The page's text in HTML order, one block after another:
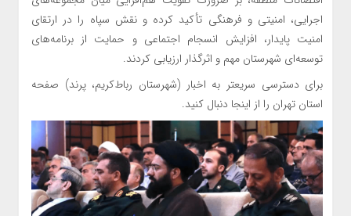
اجرایی، امنیتی و فرهنگی تأکید کرده و نقش سپاه را در ارتقای
امنیت پایدار، افزایش انسجام اجتماعی و حمایت از برنامه‌های
توسعه‌ای شهرستان مهم و اثرگذار ارزیابی کردند.
برای دسترسی سریعتر به اخبار (شهرستان رباط‌کریم، پرند) صفحه
استان تهران را از اینجا دنبال کنید.